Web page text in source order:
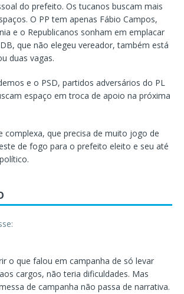
do prefeito. Os tucanos buscam mais
O PP tem apenas Fábio Campos,
e o Republicanos sonham em emplacar
que não elegeu vereador, também está
duas vagas.
e o PSD, partidos adversários do PL
espaço em troca de apoio na próxima
complexa, que precisa de muito jogo de
de fogo para o prefeito eleito e seu até
o que falou em campanha de só levar
cargos, não teria dificuldades. Mas
de campanha não passa de narrativa.